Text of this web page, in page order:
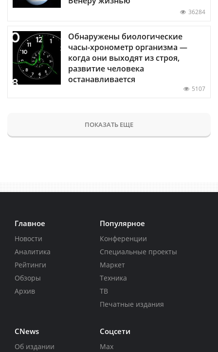
36284
Обнаружены биологические
часы-хронометр организма —
когда они выходят из строя,
развитие человека
останавливается
5107
ПОКАЗАТЬ ЕЩЕ
Главное
Новости
Аналитика
Рейтинги
Обзоры
Архив
Популярное
Конференции
Специальные проекты
Маркет
Техника
ТВ
Печатные издания
CNews
Об издании
Соцсети
Max